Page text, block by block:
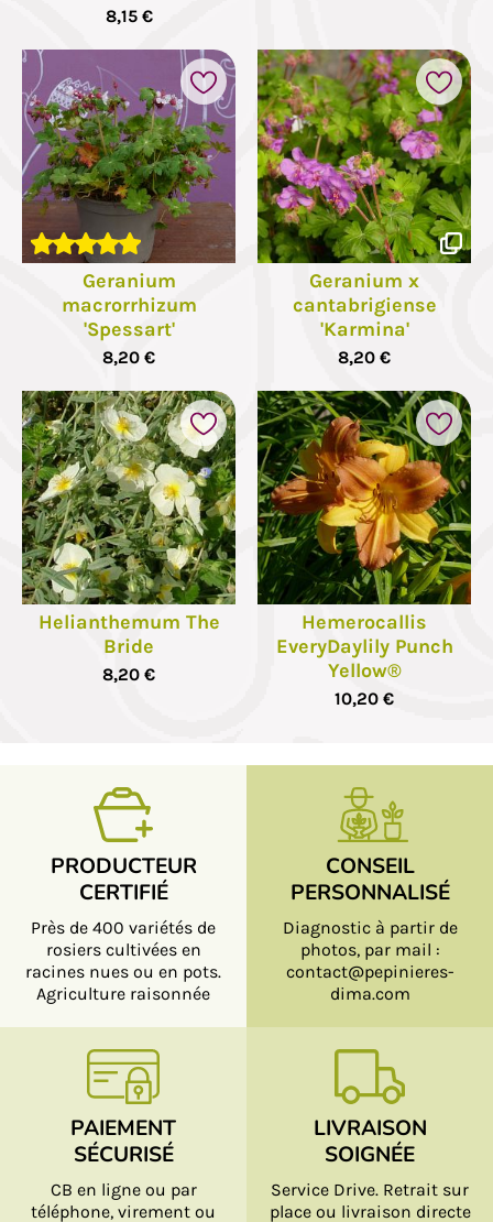
8,15 €
Geranium
macrorrhizum
'Spessart'
8,20 €
Geranium x
cantabrigiense
'Karmina'
8,20 €
Helianthemum The
Bride
8,20 €
Hemerocallis
EveryDaylily Punch
Yellow®
10,20 €
PRODUCTEUR
CERTIFIÉ
Près de 400 variétés de
rosiers cultivées en
racines nues ou en pots.
Agriculture raisonnée
CONSEIL
PERSONNALISÉ
Diagnostic à partir de
photos, par mail :
contact@pepinieres-
dima.com
PAIEMENT
SÉCURISÉ
CB en ligne ou par
téléphone, virement ou
LIVRAISON
SOIGNÉE
Service Drive. Retrait sur
place ou livraison directe